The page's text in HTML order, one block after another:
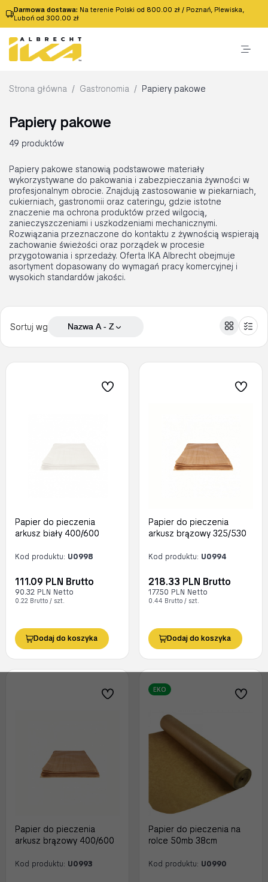
Darmowa dostawa: Na terenie Polski od 800.00 zł / Poznań, Plewiska,
Luboń od 300.00 zł
Strona główna / Gastronomia / Papiery pakowe
Papiery pakowe
49 produktów
Papiery pakowe stanowią podstawowe materiały
wykorzystywane do pakowania i zabezpieczania żywności w
profesjonalnym obrocie. Znajdują zastosowanie w piekarniach,
cukierniach, gastronomii oraz cateringu, gdzie istotne
znaczenie ma ochrona produktów przed wilgocią,
zanieczyszczeniami i uszkodzeniami mechanicznymi.
Rozwiązania przeznaczone do kontaktu z żywnością wspierają
zachowanie świeżości oraz porządek w procesie
przygotowania i sprzedaży. Oferta IKA Albrecht obejmuje
asortyment dopasowany do wymagań pracy komercyjnej i
wysokich standardów jakości.
Sortuj wg Nazwa A - Z
Papier do pieczenia
arkusz biały 400/600
Kod produktu: U0998
111.09 PLN Brutto
90.32 PLN Netto
0.22 Brutto / szt.
Dodaj do koszyka
Papier do pieczenia
arkusz brązowy 325/530
Kod produktu: U0994
218.33 PLN Brutto
177.50 PLN Netto
0.44 Brutto / szt.
Dodaj do koszyka
Papier do pieczenia
arkusz brązowy 400/600
Kod produktu: U0993
EKO
Papier do pieczenia na
rolce 50mb 38cm
Kod produktu: U0990